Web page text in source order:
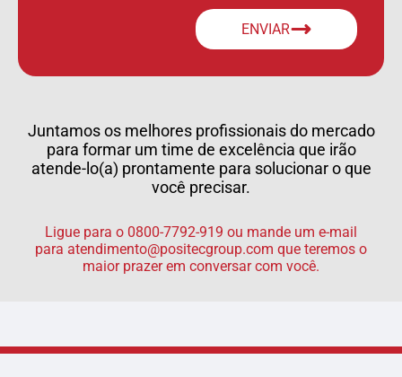
ENVIAR
Juntamos os melhores profissionais do mercado
para formar um time de excelência que irão
atende-lo(a) prontamente para solucionar o que
você precisar.
Ligue para o 0800-7792-919 ou mande um e-mail
para atendimento@positecgroup.com que teremos o
maior prazer em conversar com você.